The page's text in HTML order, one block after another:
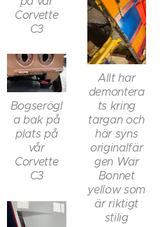
Corvette
C3
Allt har
demontera
ts kring
targan och
här syns
originalfär
gen War
Bonnet
yellow som
är riktigt
stilig
Bogserögl
a bak på
plats på
vår
Corvette
C3